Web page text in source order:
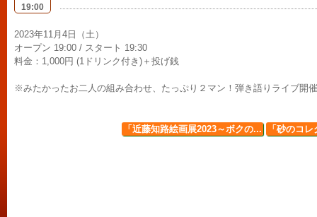
19:00
2023年11月4日（土）
オープン 19:00 / スタート 19:30
料金：1,000円 (1ドリンク付き)＋投げ銭
※みたかったお二人の組み合わせ、たっぷり２マン！弾き語りライブ開
「近藤知路絵画展2023～ボクの... 「砂のコ